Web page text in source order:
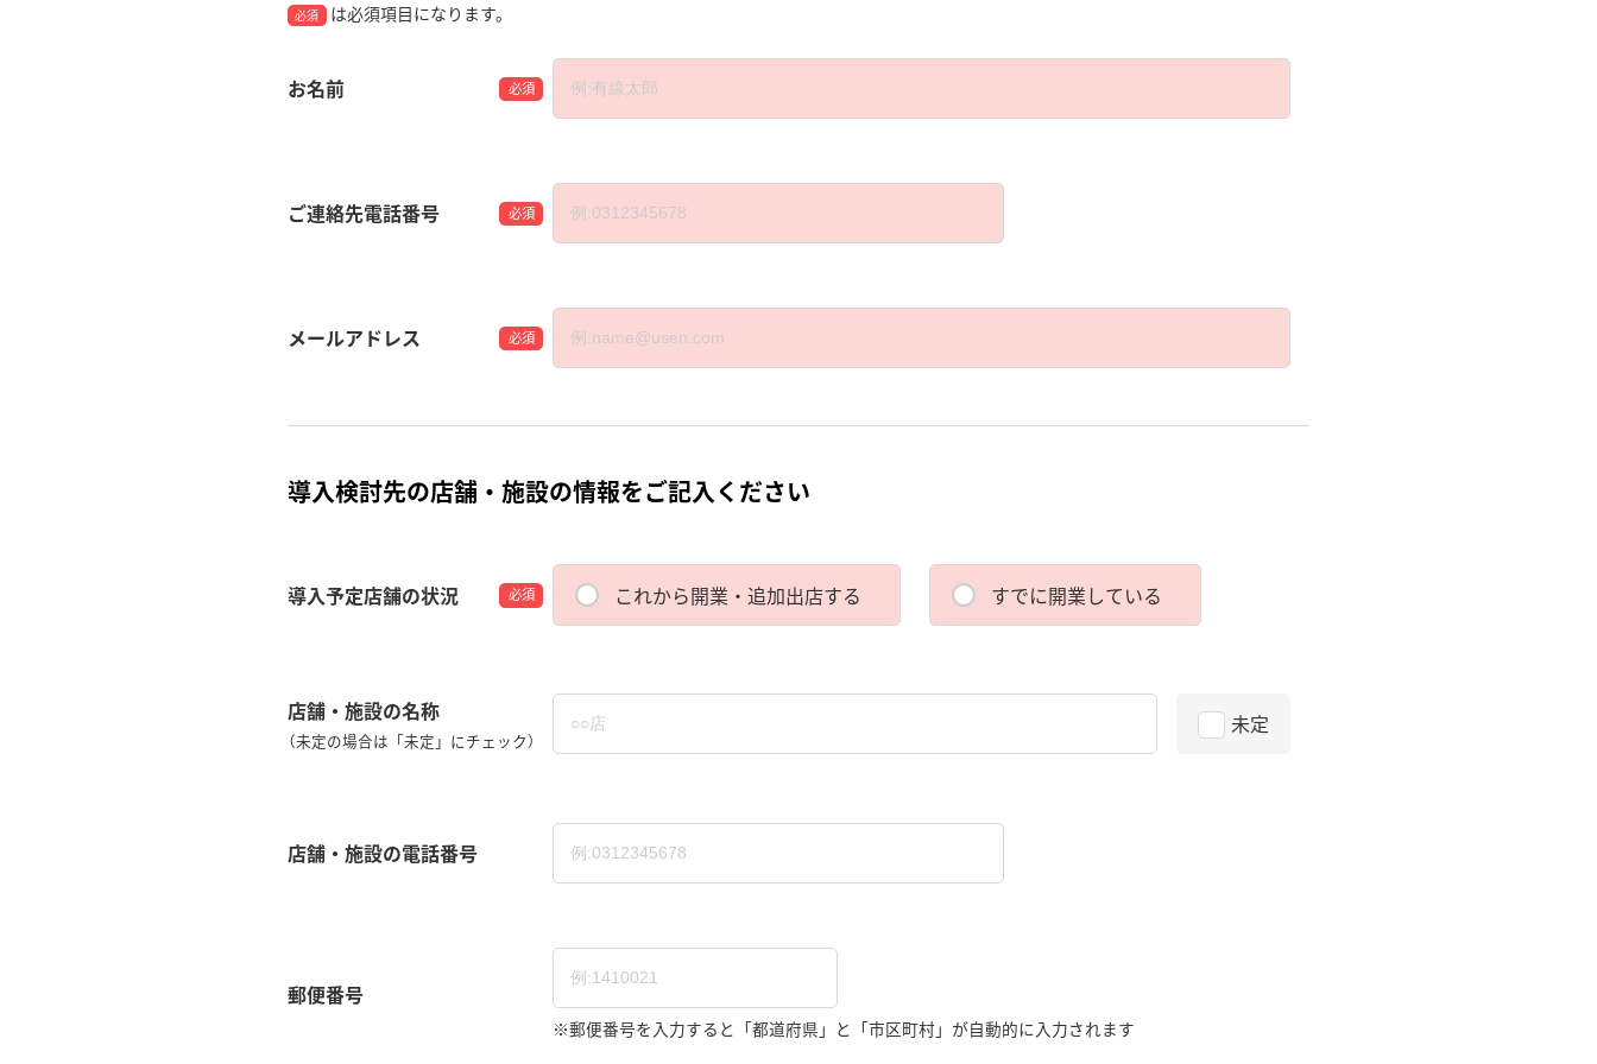
必須 は必須項目になります。
お名前 必須
ご連絡先電話番号 必須
メールアドレス 必須
導入検討先の店舗・施設の情報をご記入ください
導入予定店舗の状況 必須 これから開業・追加出店する すでに開業している
店舗・施設の名称
（未定の場合は「未定」にチェック）
未定
店舗・施設の電話番号
郵便番号
※郵便番号を入力すると「都道府県」と「市区町村」が自動的に入力されます